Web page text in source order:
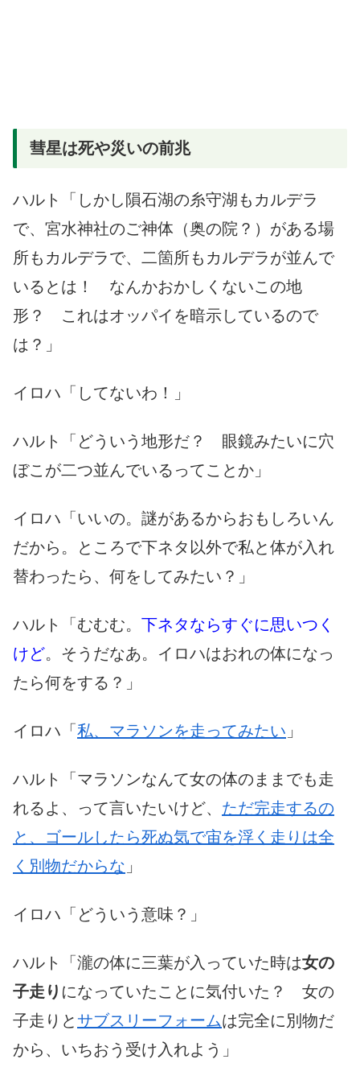
彗星は死や災いの前兆
ハルト「しかし隕石湖の糸守湖もカルデラ
で、宮水神社のご神体（奥の院？）がある場
所もカルデラで、二箇所もカルデラが並んで
いるとは！ なんかおかしくないこの地
形？ これはオッパイを暗示しているので
は？」
イロハ「してないわ！」
ハルト「どういう地形だ？ 眼鏡みたいに穴
ぼこが二つ並んでいるってことか」
イロハ「いいの。謎があるからおもしろいん
だから。ところで下ネタ以外で私と体が入れ
替わったら、何をしてみたい？」
ハルト「むむむ。 下ネタならすぐに思いつく
けど。そうだなあ。イロハはおれの体になっ
たら何をする？」
イロハ「 私、マラソンを走ってみたい 」
ハルト「マラソンなんて女の体のままでも走
れるよ、って言いたいけど、 ただ完走するの
と、ゴールしたら死ぬ気で宙を浮く走りは全
く別物だからな 」
イロハ「どういう意味？」
ハルト「瀧の体に三葉が入っていた時は女の
子走り になっていたことに気付いた？ 女の
子走りと サブスリーフォームは完全に別物だ
から、いちおう受け入れよう」